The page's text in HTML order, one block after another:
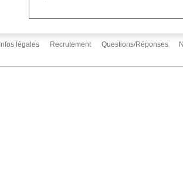
Infos légales Recrutement Questions/Réponses